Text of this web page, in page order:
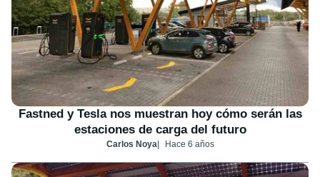
Fastned y Tesla nos muestran hoy cómo serán las
estaciones de carga del futuro
Carlos Noya Hace 6 años